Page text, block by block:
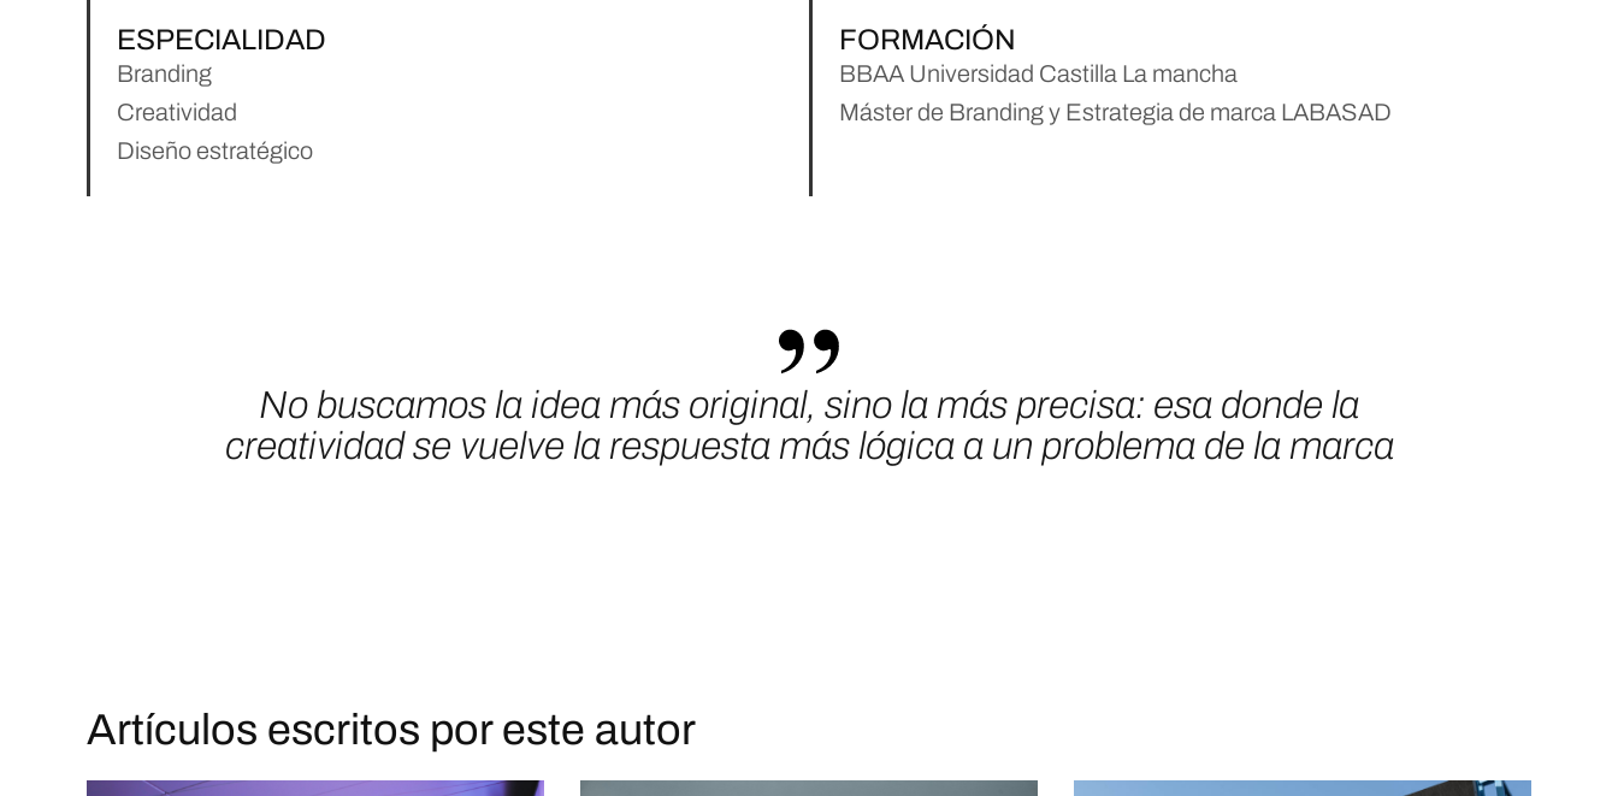
ESPECIALIDAD
Branding
Creatividad
Diseño estratégico
FORMACIÓN
BBAA Universidad Castilla La mancha
Máster de Branding y Estrategia de marca LABASAD
No buscamos la idea más original, sino la más precisa: esa donde la
creatividad se vuelve la respuesta más lógica a un problema de la marca
Artículos escritos por este autor